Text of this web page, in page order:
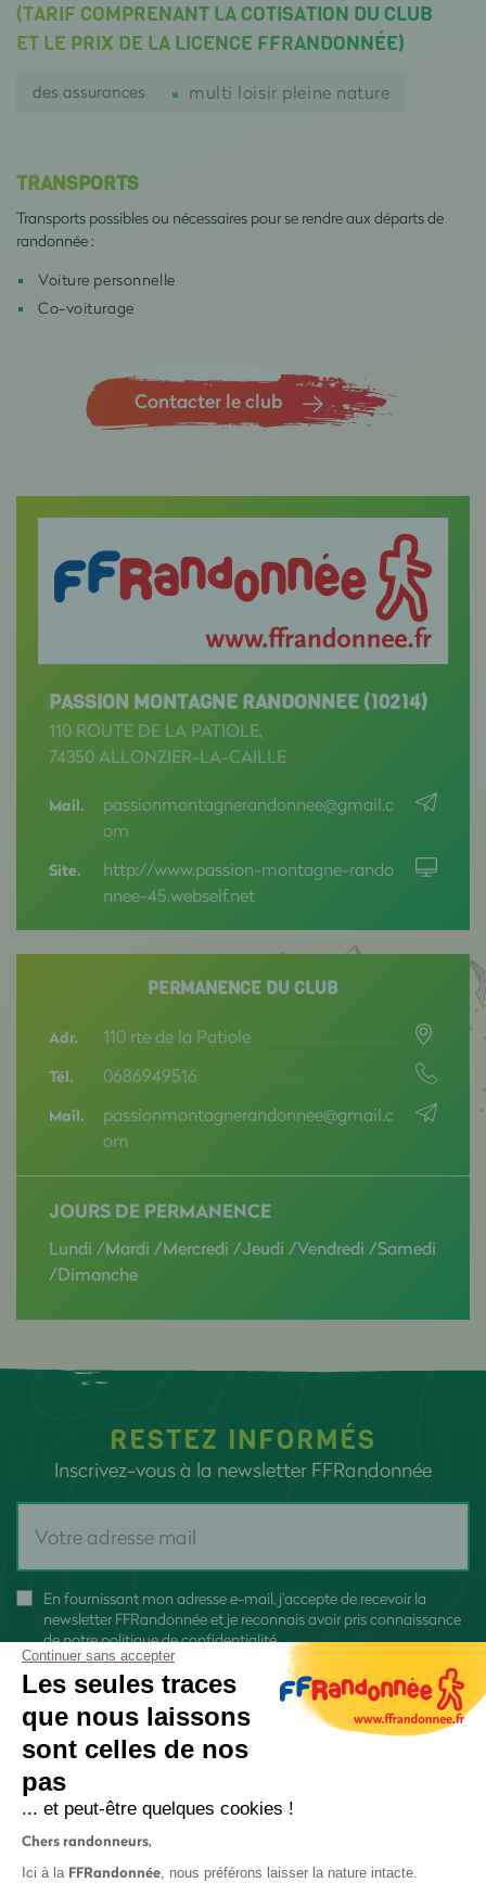
(TARIF COMPRENANT LA COTISATION DU CLUB
ET LE PRIX DE LA LICENCE FFRANDONNÉE)
des assurances multi loisir pleine nature
TRANSPORTS
Transports possibles ou nécessaires pour se rendre aux départs de
randonnée :
Voiture personnelle
Co-voiturage
Contacter le club
PASSION MONTAGNE RANDONNEE (10214)
110 ROUTE DE LA PATIOLE,
74350 ALLONZIER-LA-CAILLE
Mail.
passionmontagnerandonnee@gmail.c
om
Site.
http://www.passion-montagne-rando
nnee-45.webself.net
PERMANENCE DU CLUB
Adr. 110 rte de la Patiole
Tél. 0686949516
Mail.
passionmontagnerandonnee@gmail.c
om
JOURS DE PERMANENCE
Lundi /Mardi /Mercredi /Jeudi /Vendredi /Samedi
/Dimanche
RESTEZ INFORMÉS
Inscrivez-vous à la newsletter FFRandonnée
En fournissant mon adresse e-mail, j'accepte de recevoir la
newsletter FFRandonnée et je reconnais avoir pris connaissance
denotre politique de confidentialité
Continuer sans accepter
Les seules traces
que nous laissons
sont celles de nos
pas
... et peut-être quelques cookies !
Chers randonneurs,
Ici à la FFRandonnée, nous préférons laisser la nature intacte.